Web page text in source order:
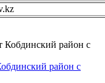
район с